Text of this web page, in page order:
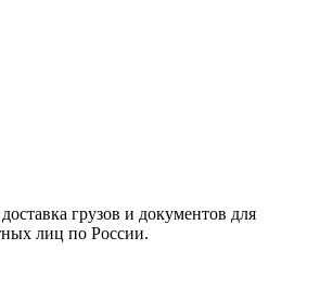
грузов и документов для
лиц по России.